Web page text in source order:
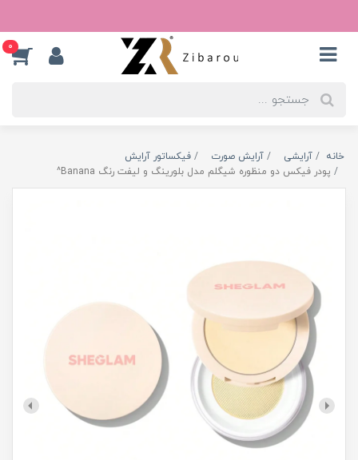
0
خانه آرایشی آرایش صورت
فیکساتور آرایش
پودر فیکس دو منظوره شیگلم مدل بلورینگ و لیفت رنگ Banana^